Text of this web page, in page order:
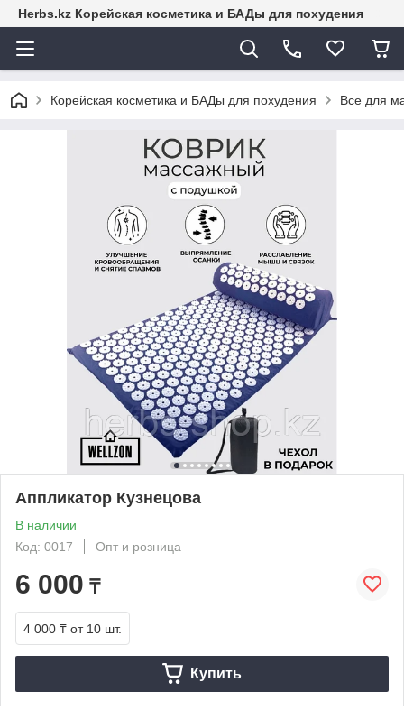
Herbs.kz Корейская косметика и БАДы для похудения
Корейская косметика и БАДы для похудения Все для
Аппликатор Кузнецова
В наличии
Код: 0017
Опт и розница
6 000 ₸
4 000 ₸ от 10 шт.
Купить